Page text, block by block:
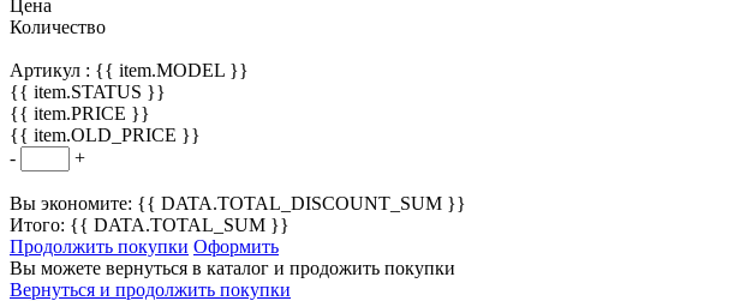
Цена
Количество
Артикул : {{ item.MODEL }}
{{ item.STATUS }}
{{ item.PRICE }}
{{ item.OLD_PRICE }}
-
+
Вы экономите: {{ DATA.TOTAL_DISCOUNT_SUM }}
Итого: {{ DATA.TOTAL_SUM }}
Продолжить покупки Оформить
Вы можете вернуться в каталог и продожить покупки
Вернуться и продолжить покупки